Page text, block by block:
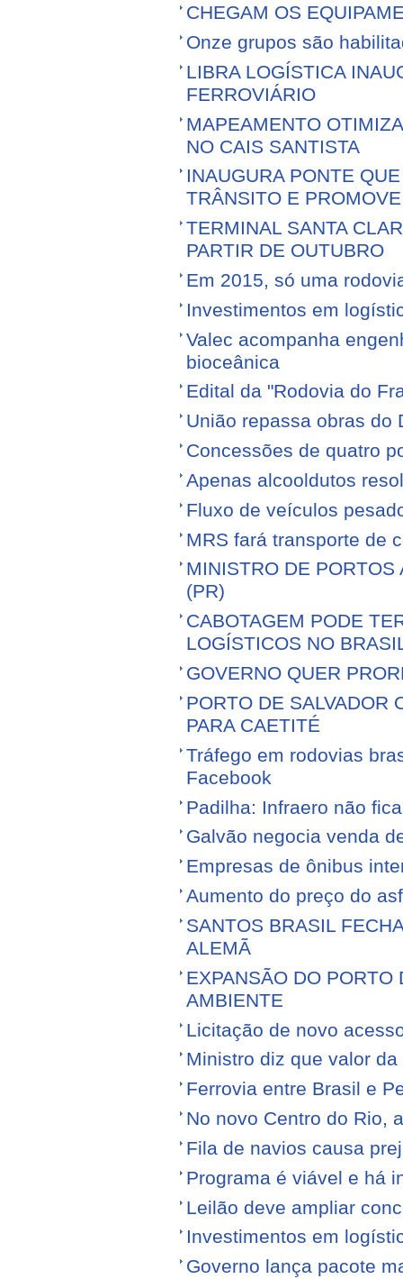
CHEGAM OS
Onze grupos são
LIBRA LOGÍSTICA
FERROVIÁRIO
MAPEAMENTO
NO CAIS SANTISTA
INAUGURA PONTE
TRÂNSITO E
TERMINAL SANTA
PARTIR DE OUTUBRO
Em 2015, só uma
Investimentos em
Valec acompanha
bioceânica
Edital da "Rodovia do
União repassa obras do
Concessões de quatro
Apenas alcooldutos
Fluxo de veículos
MRS fará transporte de
MINISTRO DE
(PR)
CABOTAGEM PODE
LOGÍSTICOS NO
GOVERNO QUER
PORTO DE SALVADOR
PARA CAETITÉ
Tráfego em rodovias
Facebook
Padilha: Infraero não
Galvão negocia venda
Empresas de ônibus
Aumento do preço do
SANTOS BRASIL
ALEMÃ
EXPANSÃO DO PORTO
AMBIENTE
Licitação de novo
Ministro diz que valor
Ferrovia entre Brasil e
No novo Centro do Rio,
Fila de navios causa
Programa é viável e há
Leilão deve ampliar
Investimentos em
Governo lança pacote